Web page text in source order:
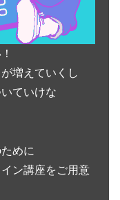
増えていくし
ていけな
めに
ン講座をご用意